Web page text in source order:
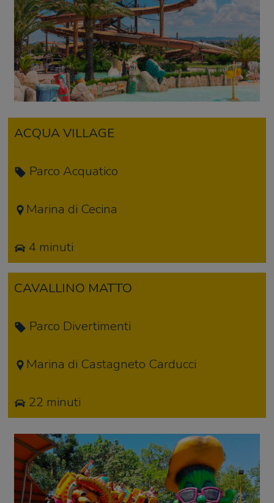
ACQUA VILLAGE
Parco Acquatico
Marina di Cecina
4 minuti
CAVALLINO MATTO
Parco Divertimenti
Marina di Castagneto Carducci
22 minuti